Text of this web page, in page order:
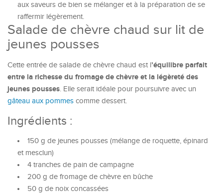
aux saveurs de bien se mélanger et à la préparation de se
raffermir légèrement.
Salade de chèvre chaud sur lit de
jeunes pousses
Cette entrée de salade de chèvre chaud est l’équilibre parfait
entre la richesse du fromage de chèvre et la légèreté des
jeunes pousses. Elle serait idéale pour poursuivre avec un
gâteau aux pommes comme dessert.
Ingrédients :
150 g de jeunes pousses (mélange de roquette, épinard
et mesclun)
4 tranches de pain de campagne
200 g de fromage de chèvre en bûche
50 g de noix concassées